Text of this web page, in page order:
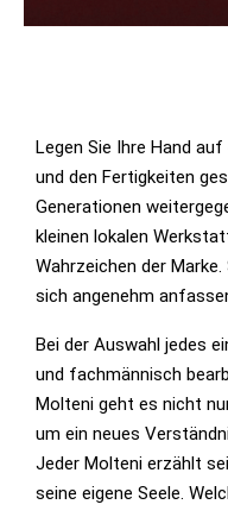
Legen Sie Ihre Hand
und den Fertigkeiten
Generationen
kleinen lokalen
Wahrzeichen der
sich angenehm
Bei der Auswahl jedes
und fachmännisch
Molteni geht es nicht
um ein neues
Jeder Molteni erzählt
seine eigene Seele.